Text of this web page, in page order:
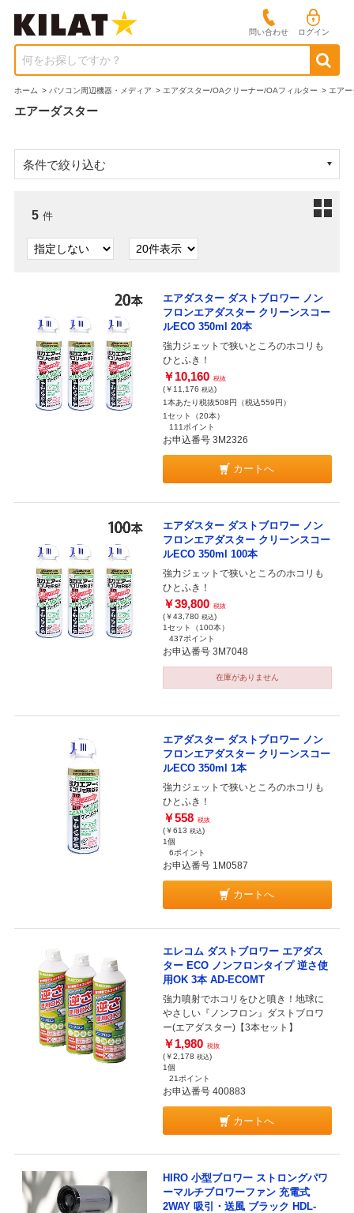
問い合わせ ログイン
何をお探しですか？
ホーム > パソコン周辺機器・メディア > エアダスター/OAクリーナー/OAフィルター > エア
エアーダスター
条件で絞り込む
5 件
エアダスター ダストブロワー ノン
フロンエアダスター クリーンスコー
ルECO 350ml 20本
強力ジェットで狭いところのホコリも
ひとふき！
￥10,160 税抜
(￥11,176 税込)
1本あたり税抜508円（税込559円）
1セット（20本）
111ポイント
お申込番号 3M2326
カートへ
エアダスター ダストブロワー ノン
フロンエアダスター クリーンスコー
ルECO 350ml 100本
強力ジェットで狭いところのホコリも
ひとふき！
￥39,800 税抜
(￥43,780 税込)
1セット（100本）
437ポイント
お申込番号 3M7048
在庫がありません
エアダスター ダストブロワー ノン
フロンエアダスター クリーンスコー
ルECO 350ml 1本
強力ジェットで狭いところのホコリも
ひとふき！
￥558 税抜
(￥613 税込)
1個
6ポイント
お申込番号 1M0587
カートへ
エレコム ダストブロワー エアダス
ター ECO ノンフロンタイプ 逆さ使
用OK 3本 AD-ECOMT
強力噴射でホコリをひと噴き！地球に
やさしい『ノンフロン』ダストブロワ
ー(エアダスター)【3本セット】
￥1,980 税抜
(￥2,178 税込)
1個
21ポイント
お申込番号 400883
カートへ
HIRO 小型ブロワー ストロングパワ
ーマルチブロワーファン 充電式
2WAY 吸引・送風 ブラック HDL-